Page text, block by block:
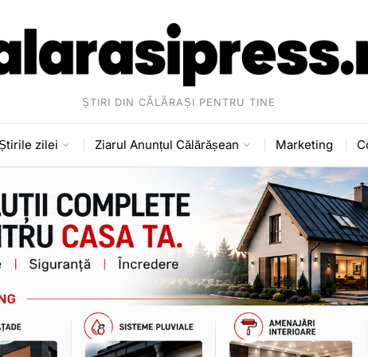
ȘTIRI DIN CĂLĂRAȘI PENTRU TINE
zilei Ziarul Anunțul Călărășean Marketing